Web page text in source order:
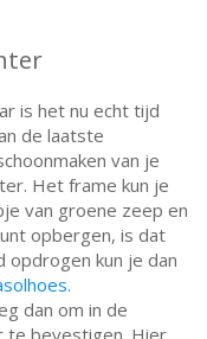
is het nu echt tijd
de laatste
van je
Het frame kun je
van groene zeep en
opbergen, is dat
opdrogen kun je dan
dan om in de
te bevestigen. Hier